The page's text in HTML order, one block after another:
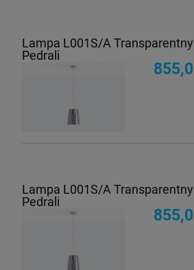
Lampa L001S/A
Pedrali
Lampa L001S/A
Pedrali